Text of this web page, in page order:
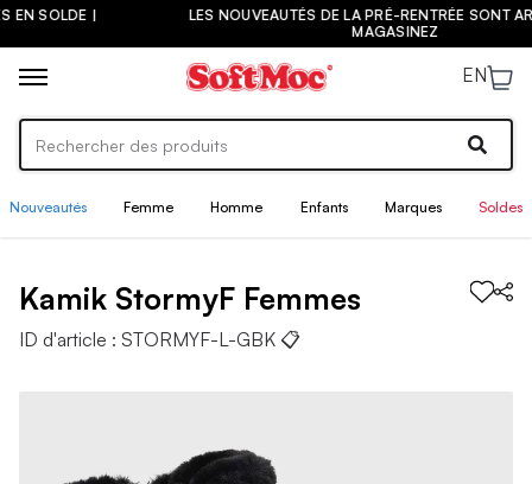
LES NOUVEAUTÉS DE LA PRÉ-RENTRÉE SONT ARRIVÉES ! |
EN
Nouveautés Femme Homme Enfants Marques Soldes
Kamik StormyF Femmes
ID d'article : STORMYF-L-GBK 📋